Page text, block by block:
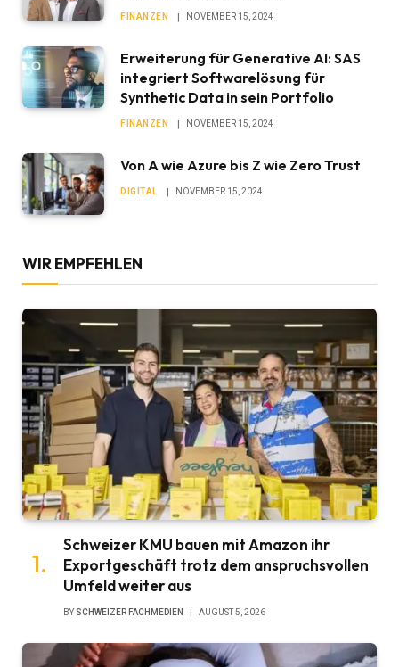
FINANZEN NOVEMBER 15, 2024
Erweiterung für Generative AI: SAS
integriert Softwarelösung für
Synthetic Data in sein Portfolio
FINANZEN NOVEMBER 15, 2024
Von A wie Azure bis Z wie Zero Trust
DIGITAL NOVEMBER 15, 2024
WIR EMPFEHLEN
Schweizer KMU bauen mit Amazon ihr
Exportgeschäft trotz dem anspruchsvollen
Umfeld weiter aus
BY SCHWEIZER FACHMEDIEN AUGUST 5, 2026